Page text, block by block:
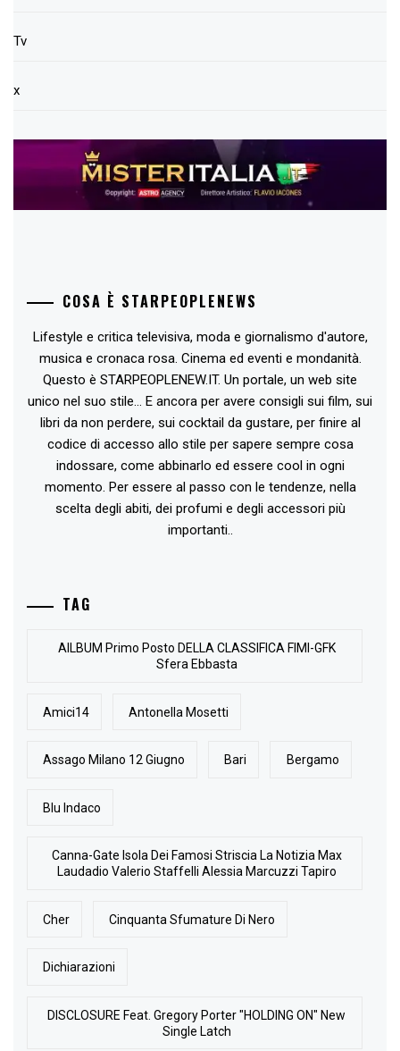
Tv
x
COSA È STARPEOPLENEWS
Lifestyle e critica televisiva, moda e giornalismo d'autore,
musica e cronaca rosa. Cinema ed eventi e mondanità.
Questo è STARPEOPLENEW.IT. Un portale, un web site
unico nel suo stile... E ancora per avere consigli sui film, sui
libri da non perdere, sui cocktail da gustare, per finire al
codice di accesso allo stile per sapere sempre cosa
indossare, come abbinarlo ed essere cool in ogni
momento. Per essere al passo con le tendenze, nella
scelta degli abiti, dei profumi e degli accessori più
importanti..
TAG
AlLBUM Primo Posto DELLA CLASSIFICA FIMI-GFK
Sfera Ebbasta
Amici14 Antonella Mosetti
Assago Milano 12 Giugno Bari Bergamo
Blu Indaco
Canna-Gate Isola Dei Famosi Striscia La Notizia Max
Laudadio Valerio Staffelli Alessia Marcuzzi Tapiro
Cher Cinquanta Sfumature Di Nero
Dichiarazioni
DISCLOSURE Feat. Gregory Porter "HOLDING ON" New
Single Latch